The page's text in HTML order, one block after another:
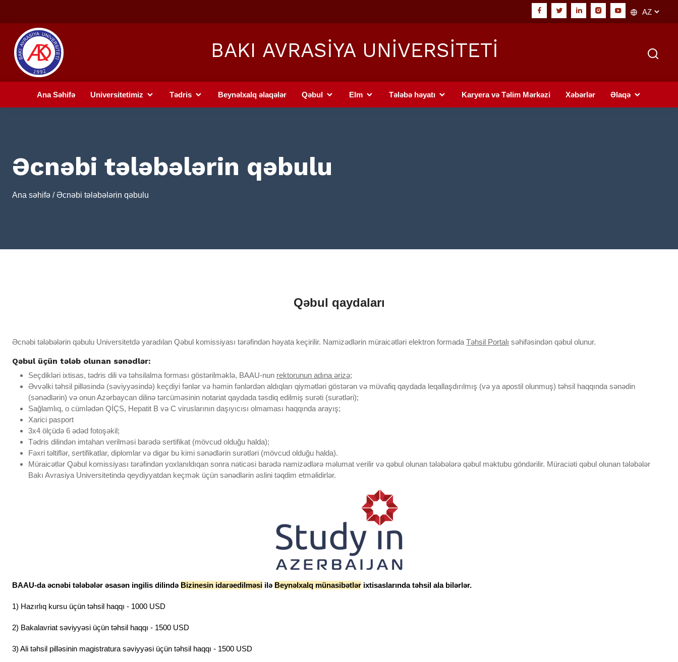
BAKI AVRASİYA UNİVERSİTETİ
Ana Səhifə Universitetimiz Tədris Beynəlxalq əlaqələr Qəbul Elm Tələbə həyatı Karyera və Təlim Mərkəzi Xəbərlər Əlaqə
Əcnəbi tələbələrin qəbulu
Ana səhifə / Əcnəbi tələbələrin qəbulu
Qəbul qaydaları
Əcnəbi tələbələrin qəbulu Universitetdə yaradılan Qəbul komissiyası tərəfindən həyata keçirilir. Namizədlərin müraicətləri elektron formadaTəhsil Portalı səhifəsindən qəbul olunur.
Qəbul üçün tələb olunan sənədlər:
Seçdikləri ixtisas, tədris dili və təhsilalma forması göstərilməklə, BAAU-nun rektorunun adına ərizə;
Əvvəlki təhsil pilləsində (səviyyəsində) keçdiyi fənlər və həmin fənlərdən aldıqları qiymətləri göstərən və müvafiq qaydada leqallaşdırılmış (və ya apostil olunmuş) təhsil haqqında sənədin
(sənədlərin) və onun Azərbaycan dilinə tərcüməsinin notariat qaydada təsdiq edilmiş surəti (surətləri);
Sağlamlıq, o cümlədən QİÇS, Hepatit B və C viruslarının daşıyıcısı olmaması haqqında arayış;
Xarici pasport
3x4 ölçüdə 6 ədəd fotoşəkil;
Tədris dilindən imtahan verilməsi barədə sertifikat (mövcud olduğu halda);
Fəxri təltiflər, sertifikatlar, diplomlar və digər bu kimi sənədlərin surətləri (mövcud olduğu halda).
Müraicətlər Qəbul komissiyası tərəfindən yoxlanıldıqan sonra nəticəsi barədə namizədlərə məlumat verilir və qəbul olunan tələbələrə qəbul məktubu göndərilir. Müraciəti qəbul olunan tələbələr
Bakı Avrasiya Universitetində qeydiyyatdan keçmək üçün sənədlərin əslini təqdim etməlidirlər.
BAAU-da əcnəbi tələbələr əsasən ingilis dilində Bizinesin idarəedilməsi ilə Beynəlxalq münasibətlər ixtisaslarında təhsil ala bilərlər.
1) Hazırlıq kursu üçün təhsil haqqı - 1000 USD
2) Bakalavriat səviyyəsi üçün təhsil haqqı - 1500 USD
3) Ali təhsil pilləsinin magistratura səviyyəsi üçün təhsil haqqı - 1500 USD